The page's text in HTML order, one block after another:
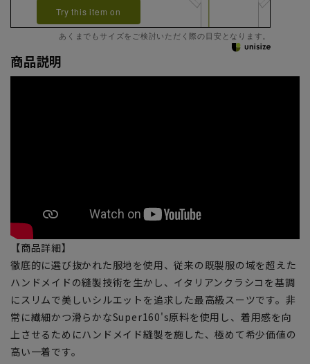
Try this item on
あくまでもサイズをご検討いただく際の目安となります。
商品説明
【商品詳細】
徹底的に選び抜かれた服地を使用、従来の既製服の域を超えた
ハンドメイドの縫製技術を生かし、イタリアンクラシコを基調
にスリムで美しいシルエットを追求した最高級スーツです。非
常に繊細かつ滑らかなSuper160's原料を使用し、着用感を向
上させるためにハンドメイド縫製を施した、極めて希少価値の
高い一着です。